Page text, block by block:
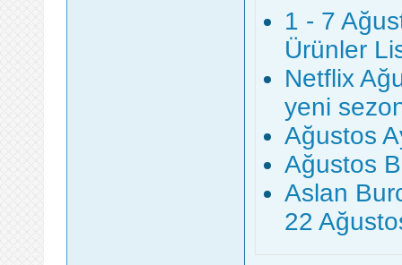
1 - 7
Ürünler
Netflix
yeni
Ağustos
Ağustos
Aslan
22